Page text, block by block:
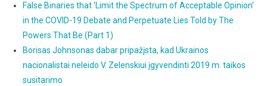
False Binaries that 'Limit the Spectrum of Acceptable Opinion'
in the COVID-19 Debate and Perpetuate Lies Told by The
Powers That Be (Part 1)
Borisas Johnsonas dabar pripažįsta, kad Ukrainos
nacionalistai neleido V. Zelenskiui įgyvendinti 2019 m. taikos
susitarimo